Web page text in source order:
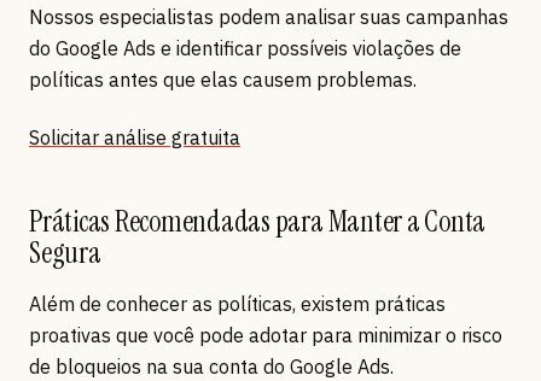
Nossos especialistas podem analisar suas campanhas
do Google Ads e identificar possíveis violações de
políticas antes que elas causem problemas.
Solicitar análise gratuita
Práticas Recomendadas para Manter a Conta
Segura
Além de conhecer as políticas, existem práticas
proativas que você pode adotar para minimizar o risco
de bloqueios na sua conta do Google Ads.